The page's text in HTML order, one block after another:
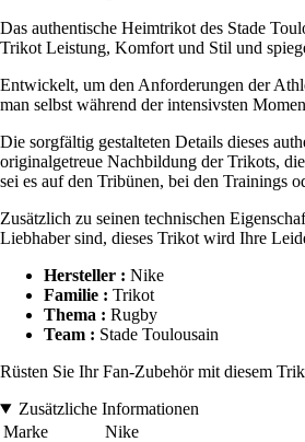
Das authentische Heimtrikot des Stade
Trikot Leistung, Komfort und Stil und
Entwickelt, um den Anforderungen der
man selbst während der intensivsten
Die sorgfältig gestalteten Details dieses
originalgetreue Nachbildung der Trikots,
sei es auf den Tribünen, bei den Trainings
Zusätzlich zu seinen technischen
Liebhaber sind, dieses Trikot wird Ihre
Hersteller : Nike
Familie : Trikot
Thema : Rugby
Team : Stade Toulousain
Rüsten Sie Ihr Fan-Zubehör mit diesem
Zusätzliche Informationen
Marke
Nike